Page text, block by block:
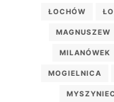
ŁOCHÓW
MAGNUSZEW
MILANÓWEK
MOGIELNICA
MYSZYNIEC